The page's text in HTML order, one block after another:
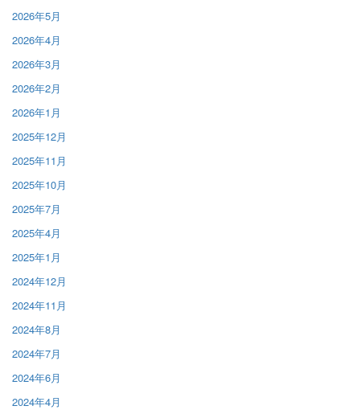
2026年5月
2026年4月
2026年3月
2026年2月
2026年1月
2025年12月
2025年11月
2025年10月
2025年7月
2025年4月
2025年1月
2024年12月
2024年11月
2024年8月
2024年7月
2024年6月
2024年4月